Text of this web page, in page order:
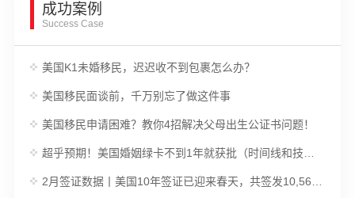
成功案例
Success Case
美国K1未婚移民，迟迟收不到包裹怎么办？
美国移民面谈前，千万别忘了做这件事
美国移民申请困难？教你4招解决父母出生公证书问题！
超乎预期！美国婚姻绿卡不到1年就获批（时间线和技巧分享）
2月签证数据丨美国10年签证已迎来春天，共签发10,567张签证；而EB5投资移民签证共签发337张。